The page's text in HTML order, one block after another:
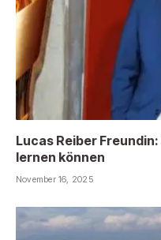
Lucas Reiber
lernen können
November 16, 2025